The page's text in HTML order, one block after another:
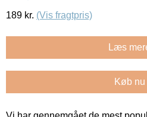
189 kr. (Vis fragtpris)
Læs
Køb nu